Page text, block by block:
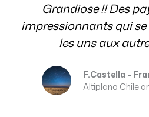
Wir wissen es sehr zu
sie immer für uns mit
per E-Mail da waren.
Erika and
Patagonia